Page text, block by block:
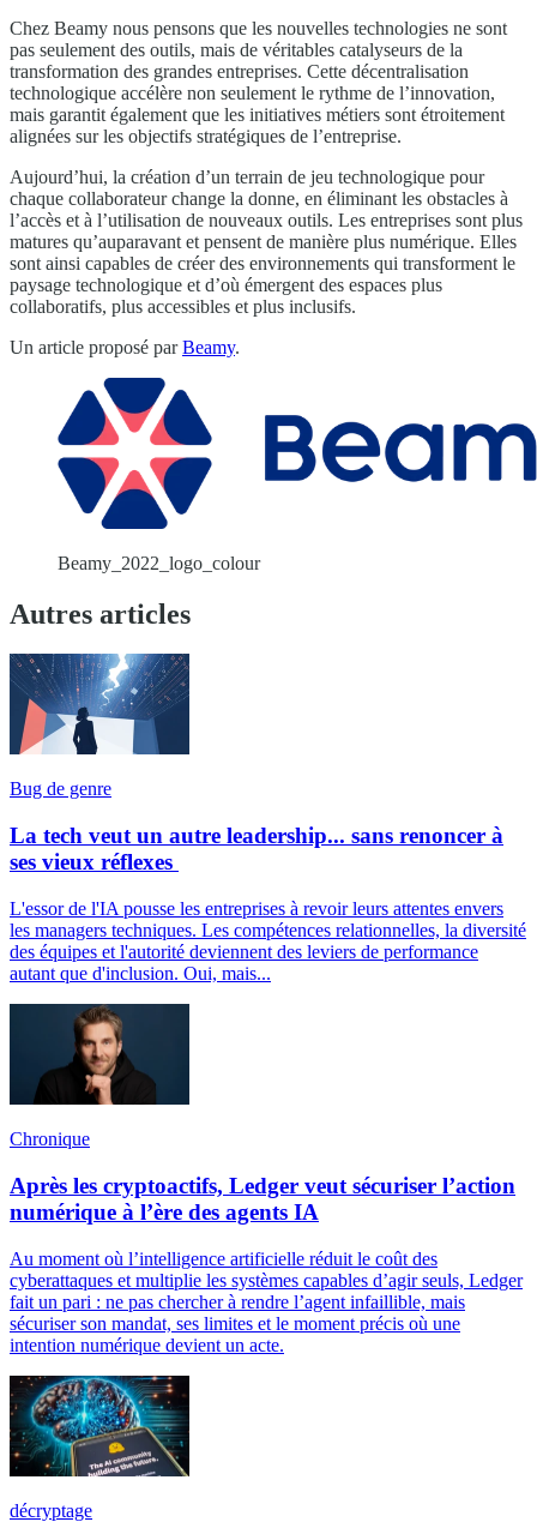
Chez Beamy nous pensons que les nouvelles technologies ne sont
pas seulement des outils, mais de véritables catalyseurs de la
transformation des grandes entreprises. Cette décentralisation
technologique accélère non seulement le rythme de l’innovation,
mais garantit également que les initiatives métiers sont étroitement
alignées sur les objectifs stratégiques de l’entreprise.
Aujourd’hui, la création d’un terrain de jeu technologique pour
chaque collaborateur change la donne, en éliminant les obstacles à
l’accès et à l’utilisation de nouveaux outils. Les entreprises sont plus
matures qu’auparavant et pensent de manière plus numérique. Elles
sont ainsi capables de créer des environnements qui transforment le
paysage technologique et d’où émergent des espaces plus
collaboratifs, plus accessibles et plus inclusifs.
Un article proposé parBeamy.
Beamy_2022_logo_colour
Autres articles
Bug de genre
La tech veut un autre leadership... sans renoncer à
ses vieux réflexes
L'essor de l'IA pousse les entreprises à revoir leurs attentes envers
les managers techniques. Les compétences relationnelles, la diversité
des équipes et l'autorité deviennent des leviers de performance
autant que d'inclusion. Oui, mais...
Chronique
Après les cryptoactifs, Ledger veut sécuriser l’action
numérique à l’ère des agents IA
Au moment où l’intelligence artificielle réduit le coût des
cyberattaques et multiplie les systèmes capables d’agir seuls, Ledger
fait un pari : ne pas chercher à rendre l’agent infaillible, mais
sécuriser son mandat, ses limites et le moment précis où une
intention numérique devient un acte.
décryptage